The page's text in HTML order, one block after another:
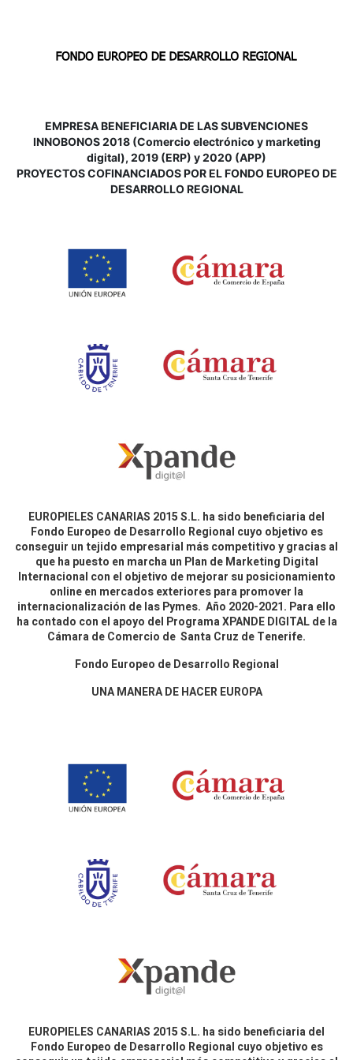
EMPRESA BENEFICIARIA DE LAS SUBVENCIONES
INNOBONOS 2018 (Comercio electrónico y marketing
digital), 2019 (ERP) y 2020 (APP)
PROYECTOS COFINANCIADOS POR EL FONDO EUROPEO DE
DESARROLLO REGIONAL
EUROPIELES CANARIAS 2015 S.L. ha sido beneficiaria del
Fondo Europeo de Desarrollo Regional cuyo objetivo es
conseguir un tejido empresarial más competitivo y gracias al
que ha puesto en marcha un Plan de Marketing Digital
Internacional con el objetivo de mejorar su posicionamiento
online en mercados exteriores para promover la
internacionalización de las Pymes. Año 2020-2021. Para ello
ha contado con el apoyo del Programa XPANDE DIGITAL de la
Cámara de Comercio de Santa Cruz de Tenerife.
Fondo Europeo de Desarrollo Regional
UNA MANERA DE HACER EUROPA
EUROPIELES CANARIAS 2015 S.L. ha sido beneficiaria del
Fondo Europeo de Desarrollo Regional cuyo objetivo es